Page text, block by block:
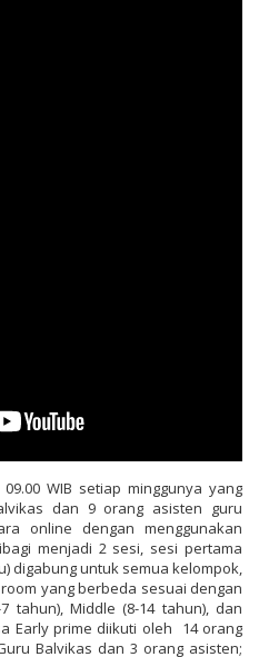
WIB setiap minggunya yang
dan 9 orang asisten guru
online dengan menggunakan
menjadi 2 sesi, sesi pertama
digabung untuk semua kelompok,
yang berbeda sesuai dengan
tahun), Middle (8-14 tahun), dan
Early prime diikuti oleh 14 orang
Balvikas dan 3 orang asisten;